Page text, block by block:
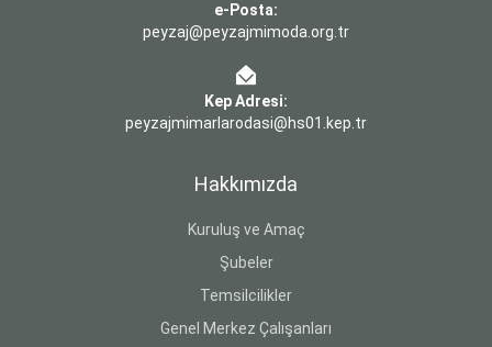
e-Posta:
peyzaj@peyzajmimoda.org.tr
Kep Adresi:
peyzajmimarlarodasi@hs01.kep.tr
Hakkımızda
Kuruluş ve Amaç
Şubeler
Temsilcilikler
Genel Merkez Çalışanları